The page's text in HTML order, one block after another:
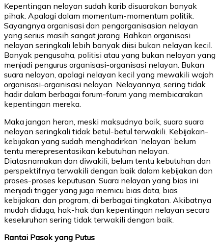
Kepentingan nelayan sudah karib disuarakan banyak
pihak. Apalagi dalam momentum-momentum politik.
Sayangnya organisasi dan pengorganisasian nelayan
yang serius masih sangat jarang. Bahkan organisasi
nelayan seringkali lebih banyak diisi bukan nelayan kecil.
Banyak pengusaha, politisi atau yang bukan nelayan yang
menjadi pengurus organisasi-organisasi nelayan. Bukan
suara nelayan, apalagi nelayan kecil yang mewakili wajah
organisasi-organisasi nelayan. Nelayannya, sering tidak
hadir dalam berbagai forum-forum yang membicarakan
kepentingan mereka.
Maka jangan heran, meski maksudnya baik, suara suara
nelayan seringkali tidak betul-betul terwakili. Kebijakan-
kebijakan yang sudah menghadirkan ‘nelayan’ belum
tentu merepresentasikan kebutuhan nelayan.
Diatasnamakan dan diwakili, belum tentu kebutuhan dan
perspektifnya terwakili dengan baik dalam kebijakan dan
proses-proses keputusan. Suara nelayan yang bias ini
menjadi trigger yang juga memicu bias data, bias
kebijakan, dan program, di berbagai tingkatan. Akibatnya
mudah diduga, hak-hak dan kepentingan nelayan secara
keseluruhan sering tidak terwakili dengan baik.
Rantai Pasok yang Putus